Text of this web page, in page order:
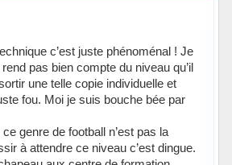
c’est juste phénoménal ! Je
pas bien compte du niveau qu’il
une telle copie individuelle et
fou. Moi je suis bouche bée par
genre de football n’est pas la
à attendre ce niveau c’est dingue.